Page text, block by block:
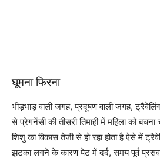
घूमना फिरना
भीड़भाड़ वाली जगह, प्रदूषण वाली जगह,
से प्रेगनेंसी की तीसरी तिमाही में महिला को
शिशु का विकास तेजी से हो रहा होता है ऐसे में
झटका लगने के कारण पेट में दर्द, समय पूर्व